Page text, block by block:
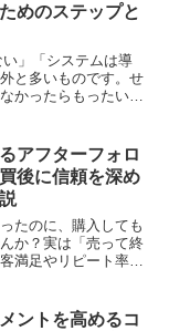
めのステップと
」「システムは導
と多いものです。せ
かったらもったいな
アフターフォロ
後に信頼を深め
たのに、購入しても
か？実は「売って終
満足やリピート率を
ントを高めるコ